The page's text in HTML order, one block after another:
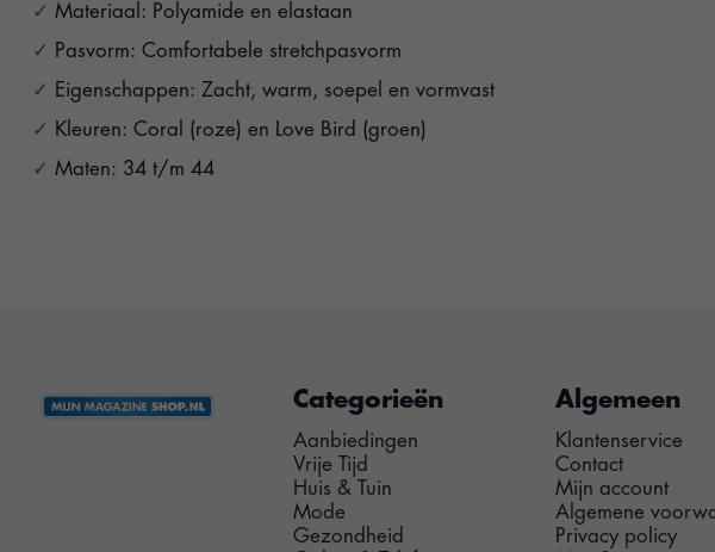
Materiaal: Polyamide en elastaan
Pasvorm: Comfortabele stretchpasvorm
Eigenschappen: Zacht, warm, soepel en vormvast
Kleuren: Coral (roze) en Love Bird (groen)
Maten: 34 t/m 44
Categorieën
Aanbiedingen
Vrije Tijd
Huis & Tuin
Mode
Gezondheid
Algemeen
Klantenservice
Contact
Mijn account
Algemene
Privacy policy